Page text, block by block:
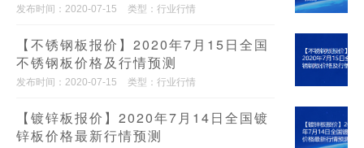
发布时间：2020-07-15 类型：行业行情
【不锈钢板报价】2020年7月15日全国
不锈钢板价格及行情预测
发布时间：2020-07-15 类型：行业行情
【镀锌板报价】2020年7月14日全国镀
锌板价格最新行情预测